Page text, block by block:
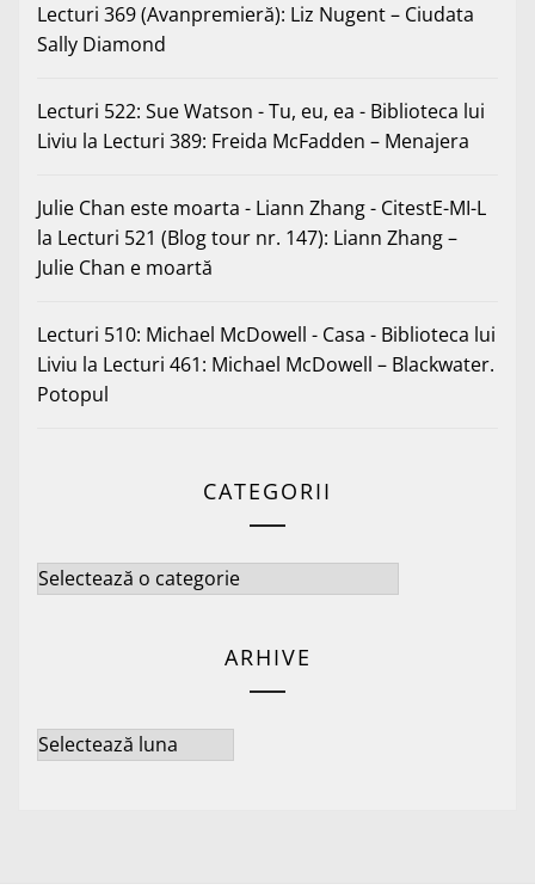
Lecturi 369 (Avanpremieră): Liz Nugent – Ciudata
Sally Diamond
Lecturi 522: Sue Watson - Tu, eu, ea - Biblioteca lui
Liviu la Lecturi 389: Freida McFadden – Menajera
Julie Chan este moarta - Liann Zhang - CitestE-MI-L
la Lecturi 521 (Blog tour nr. 147): Liann Zhang –
Julie Chan e moartă
Lecturi 510: Michael McDowell - Casa - Biblioteca lui
Liviu la Lecturi 461: Michael McDowell – Blackwater.
Potopul
CATEGORII
Categorii
ARHIVE
Arhive